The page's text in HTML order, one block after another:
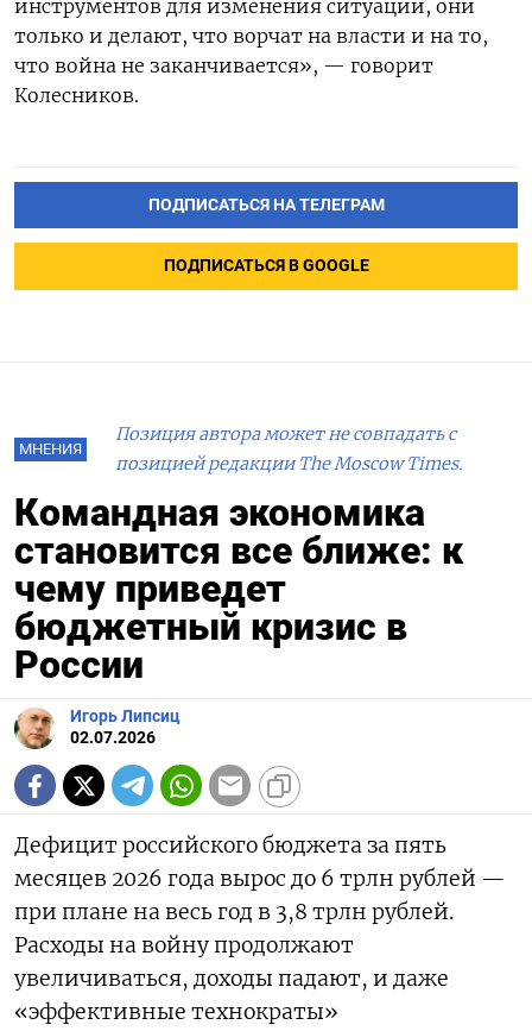
инструментов для изменения ситуации, они
только и делают, что ворчат на власти и на то,
что война не заканчивается», — говорит
Колесников.
ПОДПИСАТЬСЯ НА ТЕЛЕГРАМ
ПОДПИСАТЬСЯ В GOOGLE
МНЕНИЯ
Позиция автора может не совпадать с
позицией редакции The Moscow Times.
Командная экономика
становится все ближе: к
чему приведет
бюджетный кризис в
России
Игорь Липсиц
02.07.2026
Дефицит российского бюджета за пять
месяцев 2026 года вырос до 6 трлн рублей —
при плане на весь год в 3,8 трлн рублей.
Расходы на войну продолжают
увеличиваться, доходы падают, и даже
«эффективные технократы»